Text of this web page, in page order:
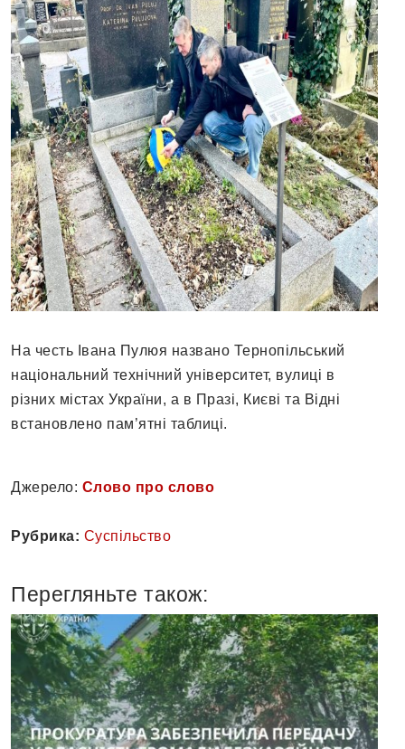
На честь Івана Пулюя названо Тернопільський
національний технічний університет, вулиці в
різних містах України, а в Празі, Києві та Відні
встановлено пам’ятні таблиці.
Джерело: Слово про слово
Рубрика: Суспільство
Перегляньте також: